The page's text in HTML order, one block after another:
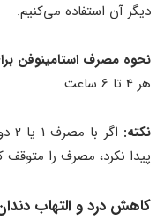
دیگر آن استفاده می‌کنیم.
نحوه مصرف استامینوفن
هر 4 تا 6 ساعت
نکته:
پیدا نکرد، مصرف را متوقف
کاهش درد و التهاب